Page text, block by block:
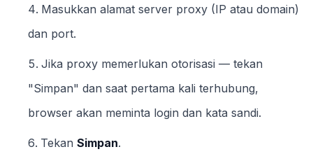
Masukkan alamat server proxy (IP atau domain)
dan port.
Jika proxy memerlukan otorisasi — tekan
"Simpan" dan saat pertama kali terhubung,
browser akan meminta login dan kata sandi.
Tekan Simpan.